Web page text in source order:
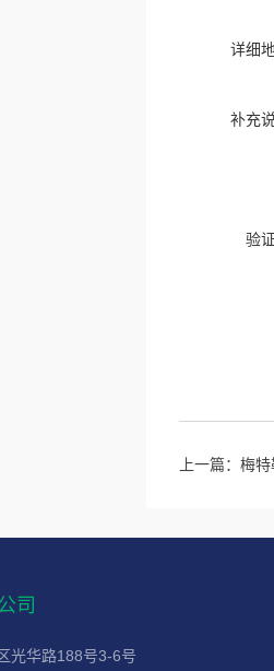
详细
补充
验
上一篇： 梅特
司
光华路188号3-6号